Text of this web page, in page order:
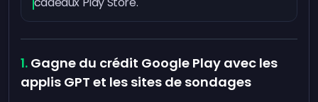
Gagne du crédit Google Play avec les
applis GPT et les sites de sondages